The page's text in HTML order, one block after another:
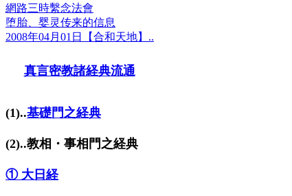
網路三時繫念法會
堕胎、婴灵传来的信息
2008年04月01日【合和天地】..
真言密教諸経典流通
(1)..基礎門之経典
(2)..教相・事相門之経典
① 大日経